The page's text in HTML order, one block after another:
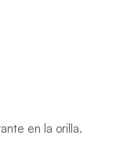
en la orilla.